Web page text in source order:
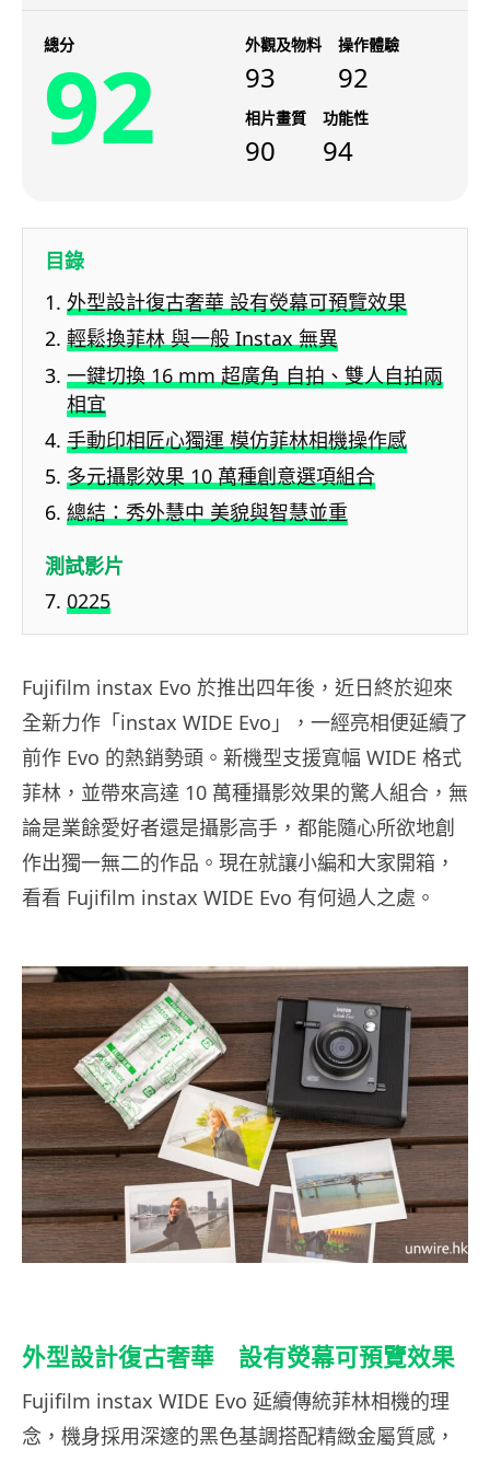
總分
92 外觀及物料
93
操作體驗
92
相片畫質
90
功能性
94
目錄
外型設計復古奢華 設有熒幕可預覽效果
輕鬆換菲林 與一般 Instax 無異
一鍵切換 16 mm 超廣角 自拍、雙人自拍兩
相宜
手動印相匠心獨運 模仿菲林相機操作感
多元攝影效果 10 萬種創意選項組合
總結：秀外慧中 美貌與智慧並重
測試影片
0225
Fujifilm instax Evo 於推出四年後，近日終於迎來
全新力作「instax WIDE Evo」，一經亮相便延續了
前作 Evo 的熱銷勢頭。新機型支援寬幅 WIDE 格式
菲林，並帶來高達 10 萬種攝影效果的驚人組合，無
論是業餘愛好者還是攝影高手，都能隨心所欲地創
作出獨一無二的作品。現在就讓小編和大家開箱，
看看 Fujifilm instax WIDE Evo 有何過人之處。
外型設計復古奢華 設有熒幕可預覽效果
Fujifilm instax WIDE Evo 延續傳統菲林相機的理
念，機身採用深邃的黑色基調搭配精緻金屬質感，